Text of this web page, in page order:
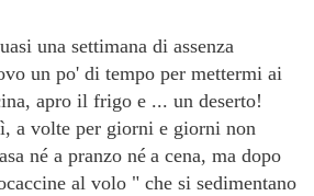
una settimana di assenza
un po' di tempo per mettermi ai
apro il frigo e ... un deserto!
a volte per giorni e giorni non
né a pranzo né a cena, ma dopo
al volo " che si sedimentano